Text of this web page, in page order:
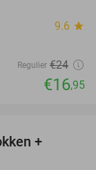
9.6 star
Regulier €24
€16,95
+